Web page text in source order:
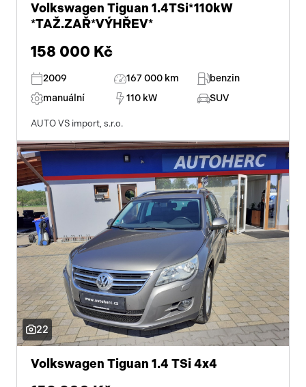
Volkswagen Tiguan 1.4TSi*110kW
*TAŽ.ZAŘ*VÝHŘEV*
158 000 Kč
2009 167 000 km
benzin
manuální
110 kW SUV
AUTO VS import, s.r.o.
22
Volkswagen Tiguan 1.4 TSi 4x4